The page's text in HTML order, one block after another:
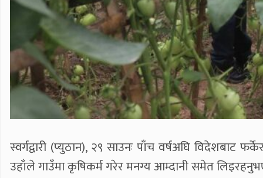
स्वर्गद्वारी (प्युठान), २९ साउनः पाँच वर्षअघि
उहाँले गाउँमा कृषिकर्म गरेर मनग्य आम्दानी समेत